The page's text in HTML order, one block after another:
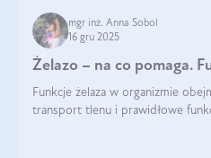
mgr inż. Anna Sobol
16 gru 2025
Żelazo – na co pomaga.
Funkcje żelaza w organizmie
transport tlenu i prawidłowe